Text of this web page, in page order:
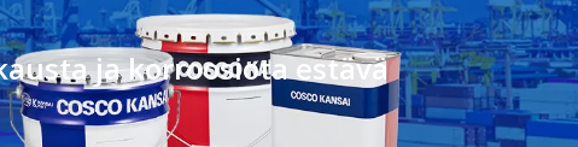
ja korroosiota estävä